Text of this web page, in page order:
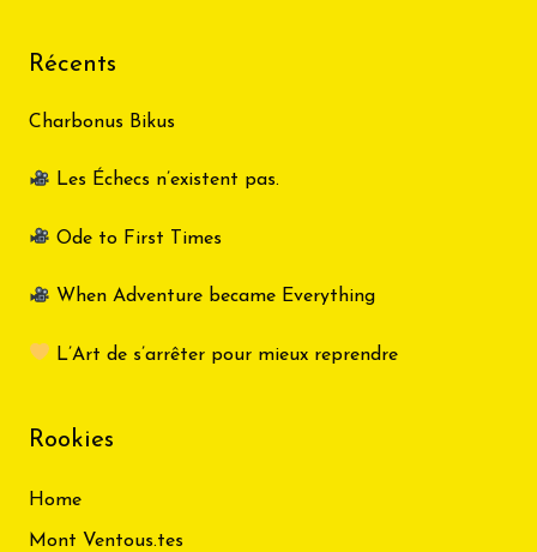
Récents
Charbonus Bikus
Les Échecs n’existent pas.
Ode to First Times
When Adventure became Everything
L’Art de s’arrêter pour mieux reprendre
Rookies
Home
Mont Ventous.tes